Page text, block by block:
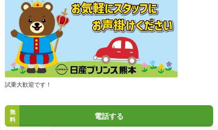
試乗大歓迎です！
無
料
電話する